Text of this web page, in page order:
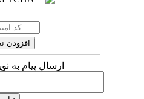
ارسال پیام به